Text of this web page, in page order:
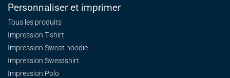
Personnaliser et imprimer
Tous les produits
Impression T-shirt
Impression Sweat hoodie
Impression Sweatshirt
Impression Polo